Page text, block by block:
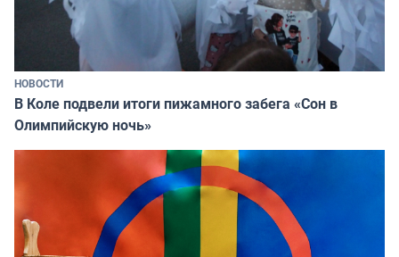
НОВОСТИ
В Коле подвели итоги пижамного забега «Сон в
Олимпийскую ночь»